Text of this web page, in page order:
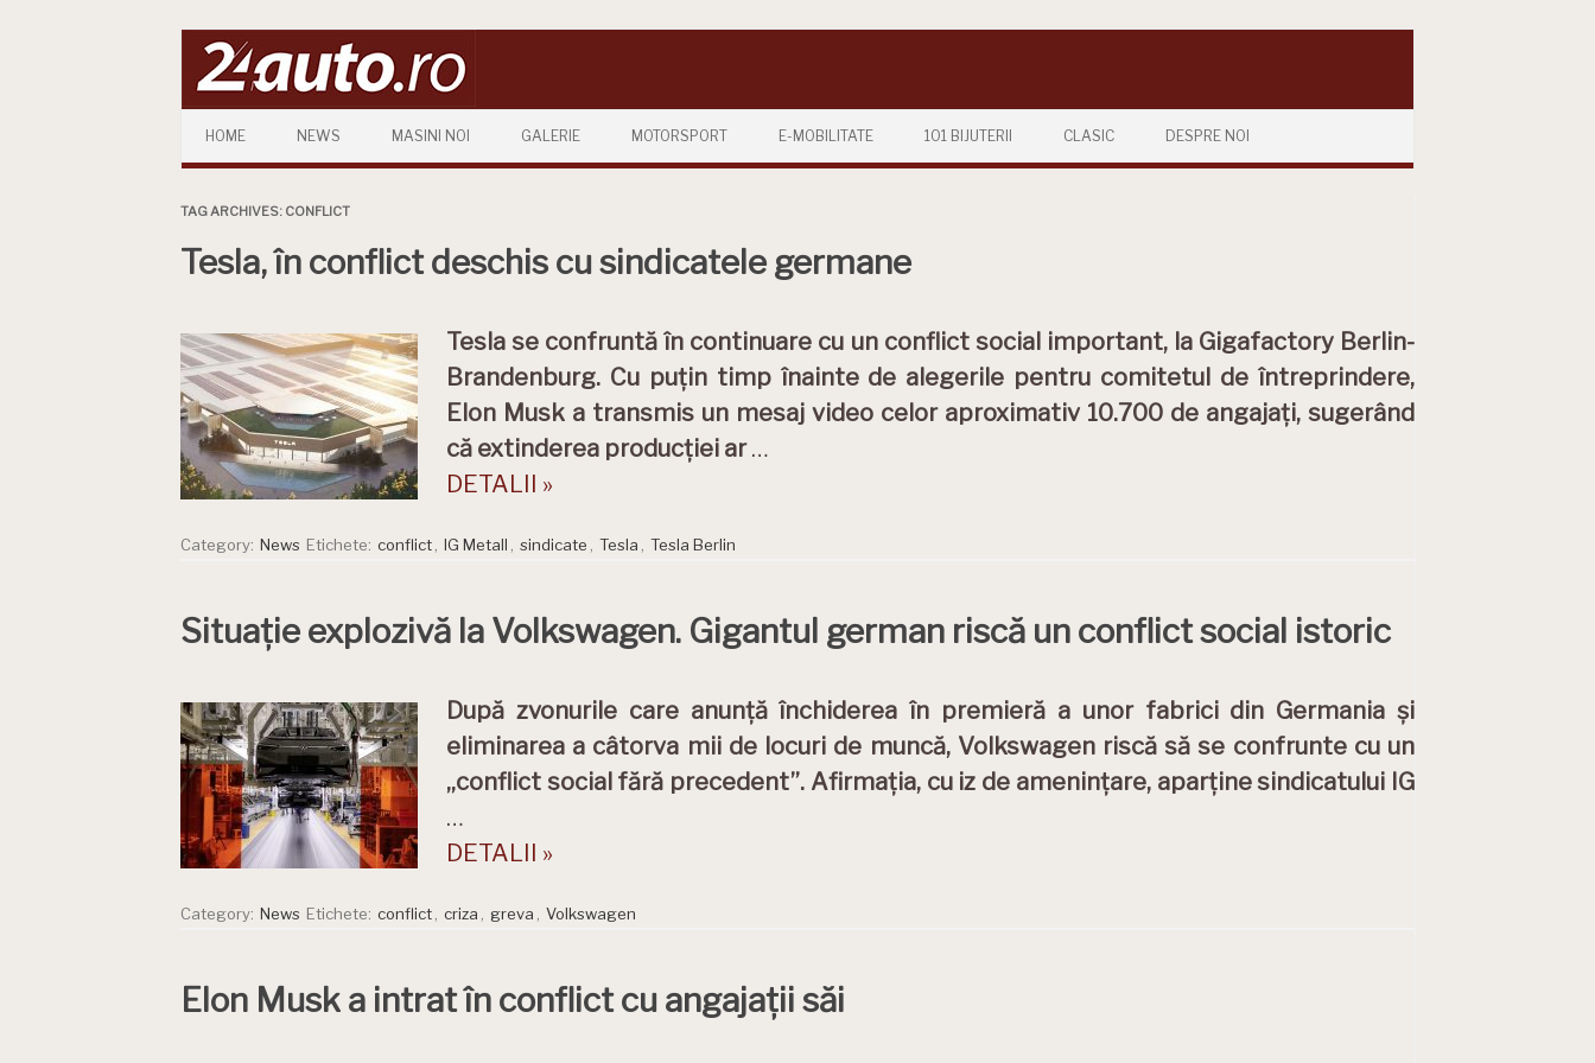
HOME NEWS MASINI NOI GALERIE MOTORSPORT E-MOBILITATE 101 BIJUTERII CLASIC DESPRE NOI
TAG ARCHIVES: CONFLICT
Tesla, în conflict deschis cu sindicatele germane
Tesla se confruntă în continuare cu un conflict social important, la Gigafactory Berlin-
Brandenburg. Cu puțin timp înainte de alegerile pentru comitetul de întreprindere,
Elon Musk a transmis un mesaj video celor aproximativ 10.700 de angajați, sugerând
că extinderea producției ar…
DETALII »
Category: News Etichete: conflict IG Metall sindicate Tesla Tesla Berlin
Situație explozivă la Volkswagen. Gigantul german riscă un conflict social istoric
După zvonurile care anunță închiderea în premieră a unor fabrici din Germania și
eliminarea a câtorva mii de locuri de muncă, Volkswagen riscă să se confrunte cu un
„conflict social fără precedent”. Afirmația, cu iz de amenințare, aparține sindicatului IG
…
DETALII »
Category: News Etichete: conflict criza greva Volkswagen
Elon Musk a intrat în conflict cu angajații săi